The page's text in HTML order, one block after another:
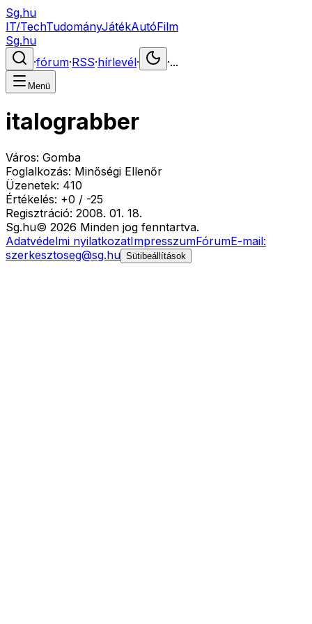
Sg.hu
IT/TechTudományJátékAutóFilm
Sg.hu
·fórum·RSS·hírlevél· ·...
Menü
italograbber
Város: Gomba
Foglalkozás: Minőségi Ellenőr
Üzenetek: 410
Értékelés: +0 / -25
Regisztráció: 2008. 01. 18.
Sg.hu© 2026 Minden jog fenntartva.
Adatvédelmi nyilatkozatImpresszumFórumE-mail:
szerkesztoseg@sg.hu Sütibeállítások